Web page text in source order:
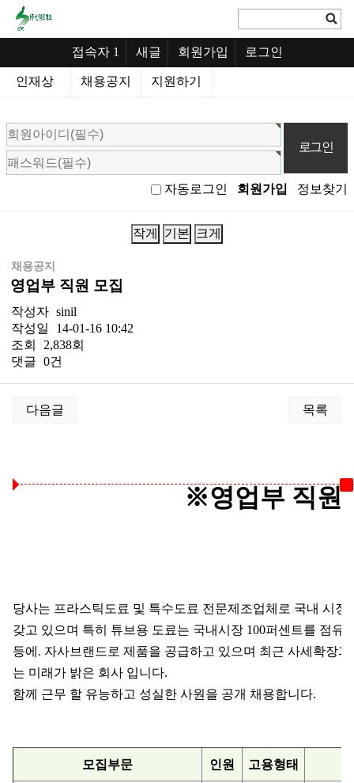
접속자 1 새글 회원가입 로그인
인재상 채용공지 지원하기
회
원
로
자동로그인 회원가입 정보찾기
작게 기본 크게
채용공지
영업부 직원 모집
게시물 정보
작성자 sinil
작성일
14-01-16 10:42
조회
2,838회
댓글 0건
게시물 상단 버튼
다음글 목록
※영업부 직원
당사는 프라스틱도료 및 특수도료 전문제조업체로 국내 시장
갖고 있으며 특히 튜브용 도료는 국내시장 100퍼센트를 점유
등에. 자사브랜드로 제품을 공급하고 있으며 최근 사세확장
는 미래가 밝은 회사 입니다.
함께 근무 할 유능하고 성실한 사원을 공개 채용합니다.
모집부문 인원 고용형태